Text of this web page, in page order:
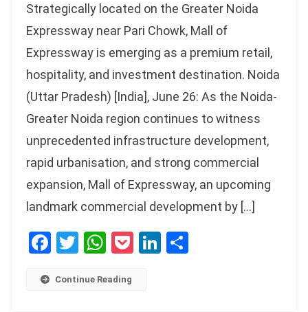
Strategically located on the Greater Noida
Expressway near Pari Chowk, Mall of
Expressway is emerging as a premium retail,
hospitality, and investment destination. Noida
(Uttar Pradesh) [India], June 26: As the Noida-
Greater Noida region continues to witness
unprecedented infrastructure development,
rapid urbanisation, and strong commercial
expansion, Mall of Expressway, an upcoming
landmark commercial development by […]
Facebook
Twitter
WhatsApp
PocketLinkedIn
Share
Continue Reading